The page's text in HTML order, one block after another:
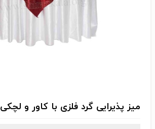
میز پذیرایی گرد فلزی با کاور و لچکی